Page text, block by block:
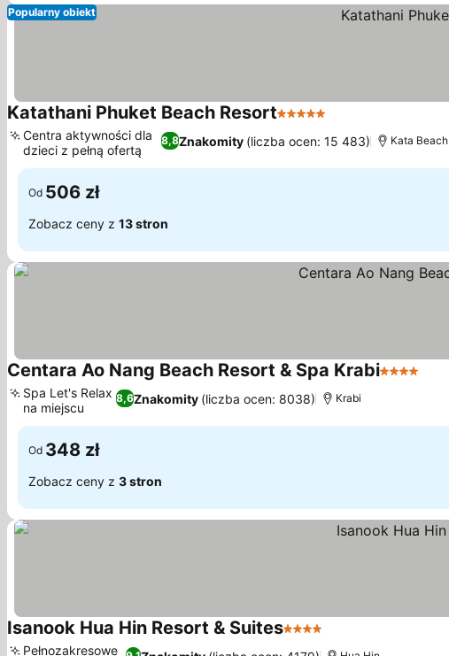
Popularny obiekt
Katathani Phuket Beach Resort5 Kategoria
8,8Znakomity (liczba ocen: 15 483)
Centra aktywności dla
dzieci z pełną ofertą
Kata Beach
Od 506 zł
Zobacz ceny z 13 stron
Centara Ao Nang Beach Resort & Spa Krabi4 Kategoria
8,6Znakomity (liczba ocen: 8038)
Spa Let's Relax
na miejscu
Krabi
Od 348 zł
Zobacz ceny z 3 stron
Isanook Hua Hin Resort & Suites4 Kategoria
Pełnozakresowe